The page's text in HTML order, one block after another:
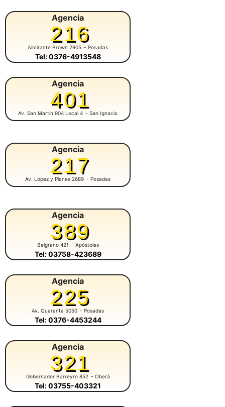
Agencia
216
Almirante Brown 2905 - Posadas
Tel: 0376-4913548
Agencia
401
Av. San Martín 904 Local 4 - San Ignacio
Agencia
217
Av. López y Planes 2689 - Posadas
Agencia
389
Belgrano 421 - Apóstoles
Tel: 03758-423689
Agencia
225
Av. Quaranta 5050 - Posadas
Tel: 0376-4453244
Agencia
321
Gobernador Barreyro 852 - Oberá
Tel: 03755-403321